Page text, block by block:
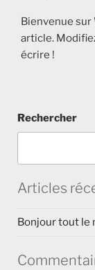
Bienvenue
article.
écrire !
Rechercher
Articles
Bonjour tout le